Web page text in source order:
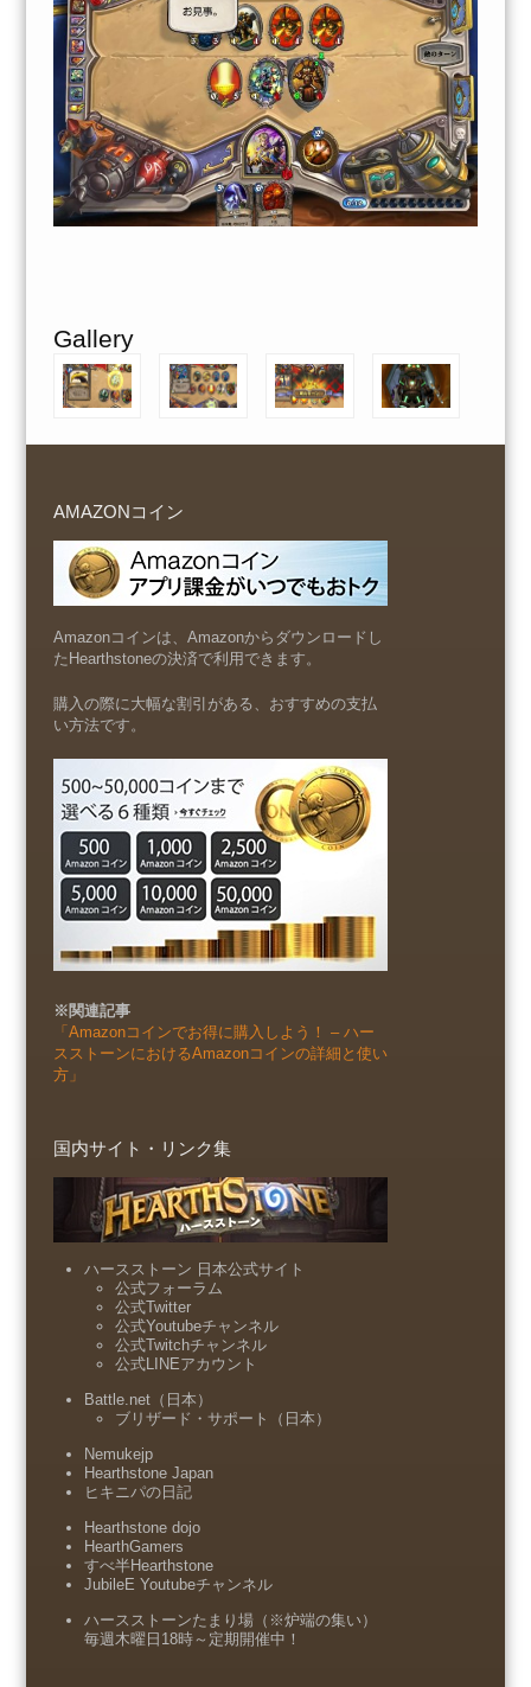
Gallery
AMAZONコイン
Amazonコインは、Amazonからダウンロードし
たHearthstoneの決済で利用できます。
購入の際に大幅な割引がある、おすすめの支払
い方法です。
※関連記事
「Amazonコインでお得に購入しよう！ – ハー
スストーンにおけるAmazonコインの詳細と使い
方」
国内サイト・リンク集
ハースストーン 日本公式サイト
公式フォーラム
公式Twitter
公式Youtubeチャンネル
公式Twitchチャンネル
公式LINEアカウント
Battle.net（日本）
ブリザード・サポート（日本）
Nemukejp
Hearthstone Japan
ヒキニパの日記
Hearthstone dojo
HearthGamers
すべ半Hearthstone
JubileE Youtubeチャンネル
ハースストーンたまり場（※炉端の集い）
毎週木曜日18時～定期開催中！